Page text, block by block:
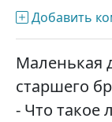
Добавить
Маленькая
старшего
- Что такое